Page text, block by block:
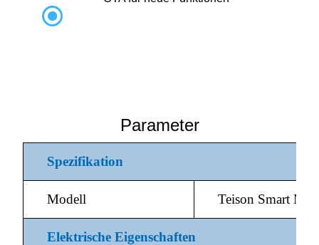

Parameter
Spezifikation
Modell Teison Smart
Elektrische Eigenschaften